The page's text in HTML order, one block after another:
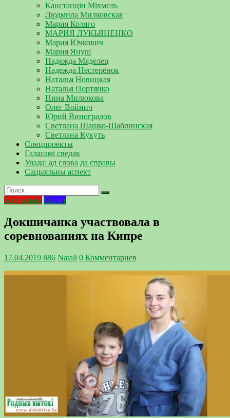
Канстанцін Міхмель
Людмила Милковская
Мария Коляго
МАРИЯ ЛУКЬЯНЕНКО
Мария Ючкович
Мария Януш
Надежда Мяделец
Надежда Нестерёнок
Наталья Новицкая
Наталья Портянко
Нина Милюкова
Олег Войнич
Юрий Виноградов
Светлана Шашко-Шаблинская
Светлана Кукуть
Спецпроекты
Галасамі сведак
Улада: ад слова да справы
Сацыяльны аспект
Актуально Спорт
Докшичанка участвовала в
соревнованиях на Кипре
17.04.2019 886 Natali 0 Комментариев